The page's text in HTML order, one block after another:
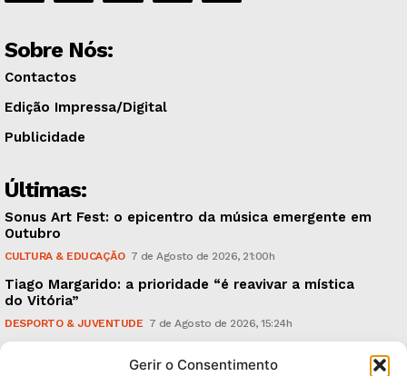
Gerir o Consentimento
Sobre Nós:
Contactos
Edição Impressa/Digital
Publicidade
Últimas:
Sonus Art Fest: o epicentro da música emergente em
Outubro
CULTURA & EDUCAÇÃO 7 de Agosto de 2026, 21:00h
Tiago Margarido: a prioridade “é reavivar a mística
do Vitória”
DESPORTO & JUVENTUDE 7 de Agosto de 2026, 15:24h
caudais e antecipa situações de risco